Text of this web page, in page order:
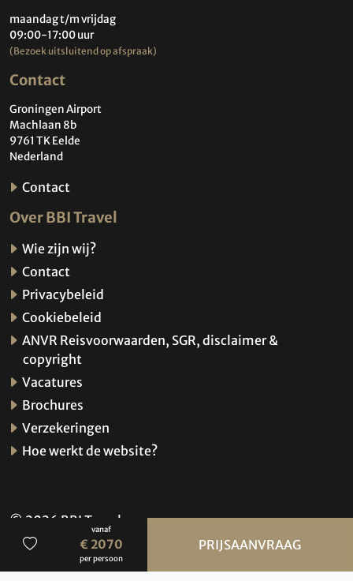
vanaf
€ 2070
per persoon
PRIJSAANVRAAG
maandag t/m vrijdag
09:00-17:00 uur
(Bezoek uitsluitend op afspraak)
Contact
Groningen Airport
Machlaan 8b
9761 TK Eelde
Nederland
Contact
Over BBI Travel
Wie zijn wij?
Contact
Privacybeleid
Cookiebeleid
ANVR Reisvoorwaarden, SGR, disclaimer &
copyright
Vacatures
Brochures
Verzekeringen
Hoe werkt de website?
© 2026 BBI Travel
Privacybeleid